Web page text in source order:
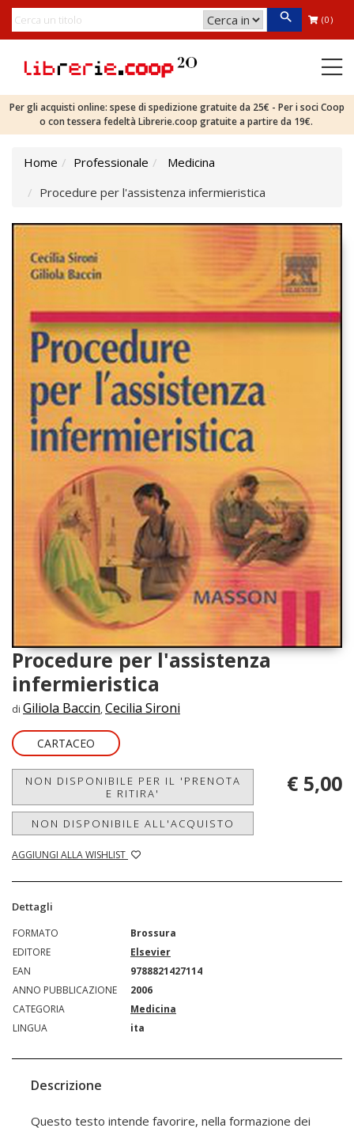
(0)
Per gli acquisti online: spese di spedizione gratuite da 25€ - Per i soci Coop
o con tessera fedeltà Librerie.coop gratuite a partire da 19€.
Home Professionale
Medicina
Procedure per l'assistenza infermieristica
Procedure per l'assistenza
infermieristica
di Giliola Baccin, Cecilia Sironi
CARTACEO
NON DISPONIBILE PER IL 'PRENOTA
E RITIRA'
NON DISPONIBILE ALL'ACQUISTO
AGGIUNGI ALLA WISHLIST
€ 5,00
Dettagli
FORMATO
Brossura
EDITORE
Elsevier
EAN
9788821427114
ANNO PUBBLICAZIONE
2006
CATEGORIA
Medicina
LINGUA
ita
Descrizione
Questo testo intende favorire, nella formazione dei